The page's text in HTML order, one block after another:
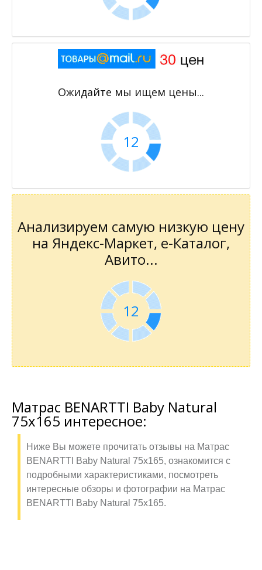
Ожидайте мы ищем цены...
12
Анализируем самую низкую цену
на Яндекс-Маркет, е-Каталог,
Авито...
12
Матрас BENARTTI Baby Natural
75x165 интересное:
Ниже Вы можете прочитать отзывы на Матрас
BENARTTI Baby Natural 75x165, ознакомится с
подробными характеристиками, посмотреть
интересные обзоры и фотографии на Матрас
BENARTTI Baby Natural 75x165.